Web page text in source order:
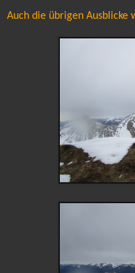
Auch die übrigen Ausblicke